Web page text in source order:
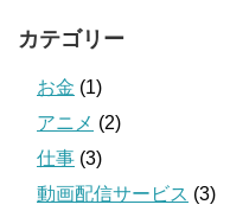
カテゴリー
お金 (1)
アニメ (2)
仕事 (3)
動画配信サービス (3)